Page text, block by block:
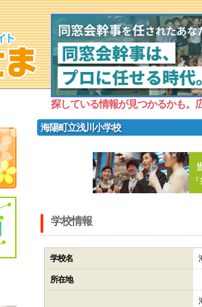
探している情報が見つかるかも。
海陽町立浅川小学校
学校情報
学校名
所在地